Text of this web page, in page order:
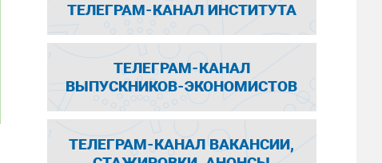
ТЕЛЕГРАМ-КАНАЛ ИНСТИТУТА
ТЕЛЕГРАМ-КАНАЛ
ВЫПУСКНИКОВ-ЭКОНОМИСТОВ
ТЕЛЕГРАМ-КАНАЛ ВАКАНСИИ,